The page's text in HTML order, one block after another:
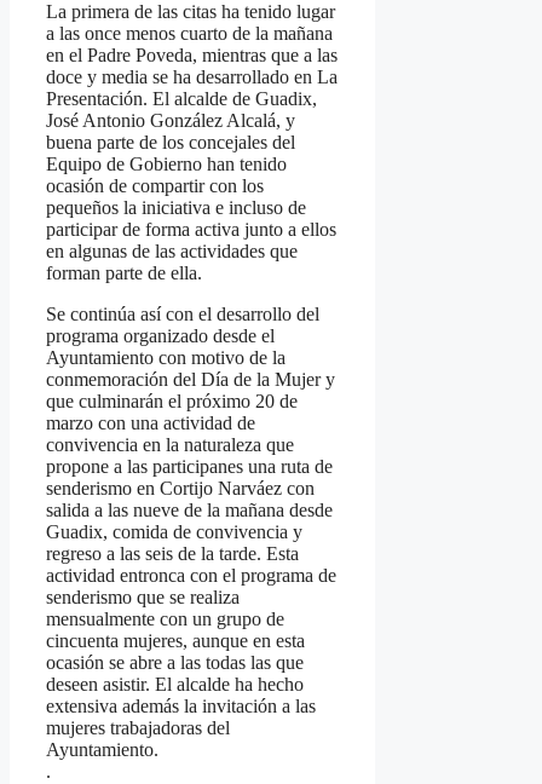
La primera de las citas ha tenido lugar
a las once menos cuarto de la mañana
en el Padre Poveda, mientras que a las
doce y media se ha desarrollado en La
Presentación. El alcalde de Guadix,
José Antonio González Alcalá, y
buena parte de los concejales del
Equipo de Gobierno han tenido
ocasión de compartir con los
pequeños la iniciativa e incluso de
participar de forma activa junto a ellos
en algunas de las actividades que
forman parte de ella.
Se continúa así con el desarrollo del
programa organizado desde el
Ayuntamiento con motivo de la
conmemoración del Día de la Mujer y
que culminarán el próximo 20 de
marzo con una actividad de
convivencia en la naturaleza que
propone a las participanes una ruta de
senderismo en Cortijo Narváez con
salida a las nueve de la mañana desde
Guadix, comida de convivencia y
regreso a las seis de la tarde. Esta
actividad entronca con el programa de
senderismo que se realiza
mensualmente con un grupo de
cincuenta mujeres, aunque en esta
ocasión se abre a las todas las que
deseen asistir. El alcalde ha hecho
extensiva además la invitación a las
mujeres trabajadoras del
Ayuntamiento.
.